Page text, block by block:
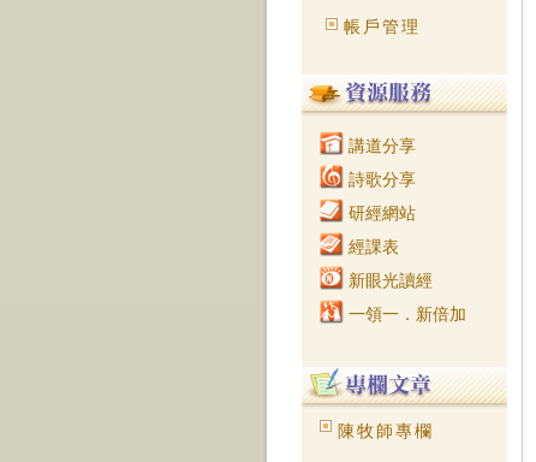
帳戶管理
講道分享
詩歌分享
研經網站
經課表
新眼光讀經
一領一．新倍加
陳牧師專欄